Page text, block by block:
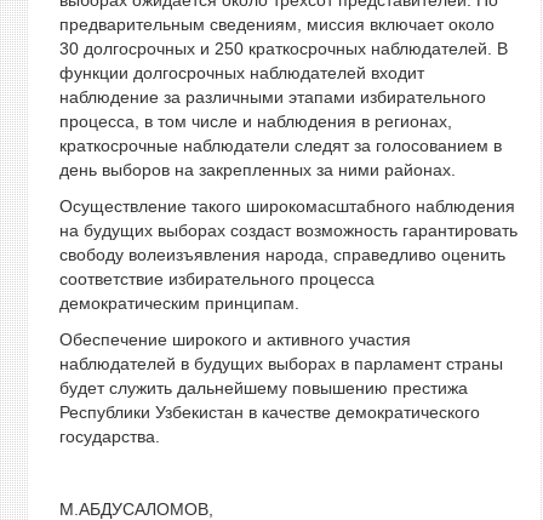
предварительным сведениям, миссия включает около
30 долгосрочных и 250 краткосрочных наблюдателей. В
функции долгосрочных наблюдателей входит
наблюдение за различными этапами избирательного
процесса, в том числе и наблюдения в регионах,
краткосрочные наблюдатели следят за голосованием в
день выборов на закрепленных за ними районах.
Осуществление такого широкомасштабного наблюдения
на будущих выборах создаст возможность гарантировать
свободу волеизъявления народа, справедливо оценить
соответствие избирательного процесса
демократическим принципам.
Обеспечение широкого и активного участия
наблюдателей в будущих выборах в парламент страны
будет служить дальнейшему повышению престижа
Республики Узбекистан в качестве демократического
государства.
М.АБДУСАЛОМОВ,